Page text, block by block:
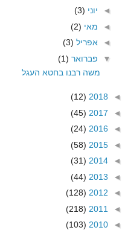
◄ יוני (3)
◄ מאי (2)
◄ אפריל (3)
▼ פברואר (1)
משה רבנו בחטא העגל
◄
2018
(12)
◄
2017
(45)
◄
2016
(24)
◄
2015
(58)
◄
2014
(31)
◄
2013
(44)
◄
2012
(128)
◄
2011
(218)
◄
2010
(103)